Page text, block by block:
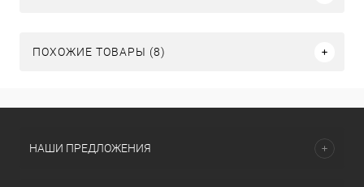
ПОХОЖИЕ ТОВАРЫ (8)
НАШИ ПРЕДЛОЖЕНИЯ